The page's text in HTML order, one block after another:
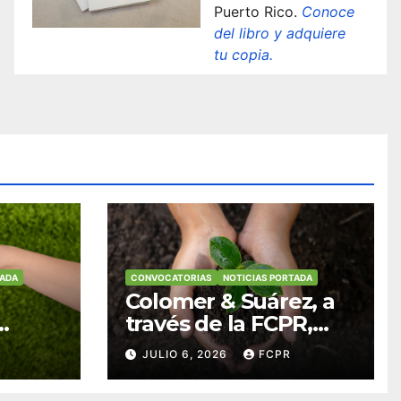
Puerto Rico. Conoce
del libro y adquiere
tu copia.
CONVOCATORIAS NOTICIAS PORTADA
Colomer & Suárez, a
través de la FCPR,
abre convocatoria
para apoyar
JULIO 6, 2026 FCPR